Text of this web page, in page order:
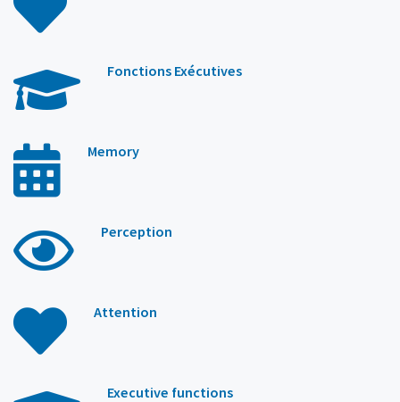
Fonctions Exécutives
Memory
Perception
Attention
Executive functions